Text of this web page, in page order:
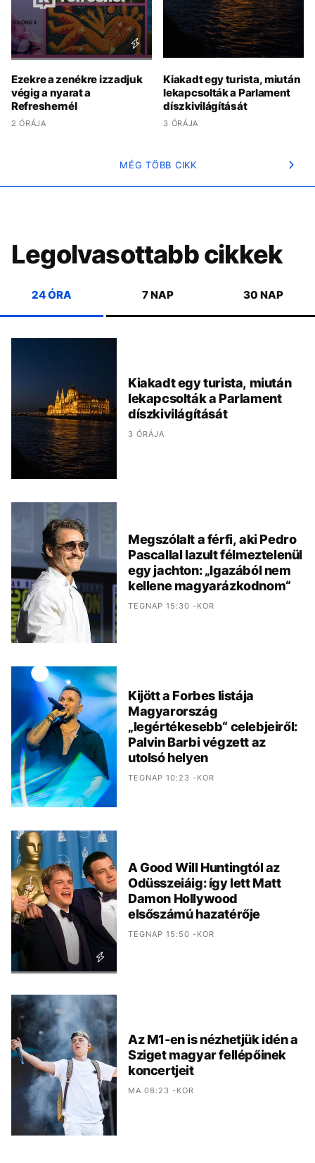
Ezekre a zenékre izzadjuk
végig a nyarat a
Refreshernél
2 ÓRÁJA
Kiakadt egy turista, miután
lekapcsolták a Parlament
díszkivilágítását
3 ÓRÁJA
MÉG TÖBB CIKK
Legolvasottabb cikkek
24 ÓRA 7 NAP 30 NAP
Kiakadt egy turista, miután
lekapcsolták a Parlament
díszkivilágítását
3 ÓRÁJA
Megszólalt a férfi, aki Pedro
Pascallal lazult félmeztelenül
egy jachton: „Igazából nem
kellene magyarázkodnom“
TEGNAP 15:30 -KOR
Kijött a Forbes listája
Magyarország
„legértékesebb“ celebjeiről:
Palvin Barbi végzett az
utolsó helyen
TEGNAP 10:23 -KOR
A Good Will Huntingtól az
Odüsszeiáig: így lett Matt
Damon Hollywood
elsőszámú hazatérője
TEGNAP 15:50 -KOR
Az M1-en is nézhetjük idén a
Sziget magyar fellépőinek
koncertjeit
MA 08:23 -KOR